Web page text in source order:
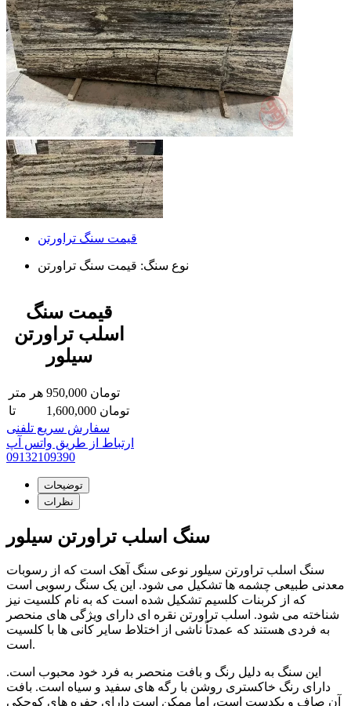
قیمت سنگ تراورتن
نوع سنگ: قیمت سنگ تراورتن
قیمت سنگ
اسلب تراورتن
سیلور
هر متر 950,000 تومان
تا
1,600,000 تومان
سفارش سریع تلفنی
ارتباط از طریق واتس آپ
09132109390
توضیحات
نظرات
سنگ اسلب تراورتن سیلور
سنگ اسلب تراورتن سیلور نوعی سنگ آهک است که از رسوبات
معدنی طبیعی چشمه ها تشکیل می شود. این یک سنگ رسوبی است
که از کربنات کلسیم تشکیل شده است که به نام کلسیت نیز
شناخته می شود. اسلب تراورتن نقره ای دارای ویژگی های منحصر
به فردی هستند که عمدتاً ناشی از اختلاط سایر کانی ها با کلسیت
است.
این سنگ به دلیل رنگ و بافت منحصر به فرد خود محبوب است.
دارای رنگ خاکستری روشن با رگه های سفید و سیاه است. بافت
آن صاف و یکدست است، اما ممکن است دارای حفره های کوچکی